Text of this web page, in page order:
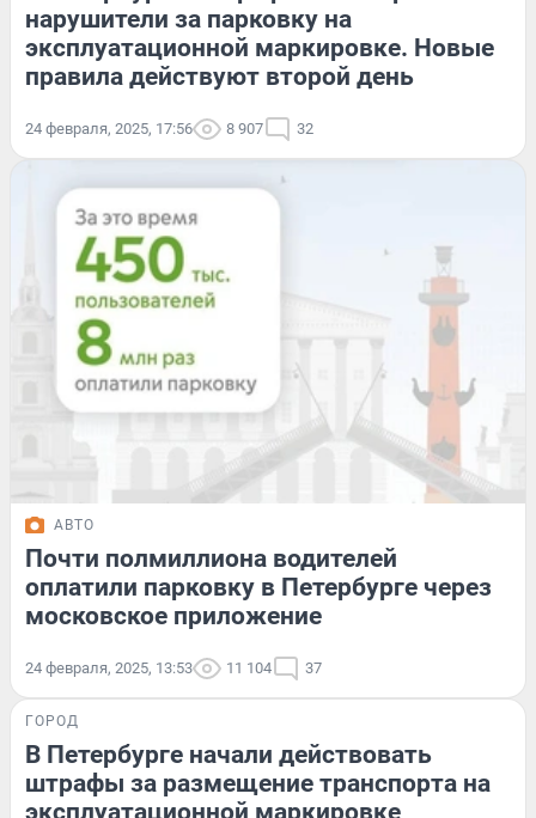
нарушители за парковку на
эксплуатационной маркировке. Новые
правила действуют второй день
24 февраля, 2025, 17:56 8 907 32
АВТО
Почти полмиллиона водителей
оплатили парковку в Петербурге через
московское приложение
24 февраля, 2025, 13:53 11 104 37
ГОРОД
В Петербурге начали действовать
штрафы за размещение транспорта на
эксплуатационной маркировке